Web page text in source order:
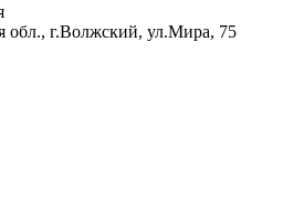
обл., г.Волжский, ул.Мира, 75